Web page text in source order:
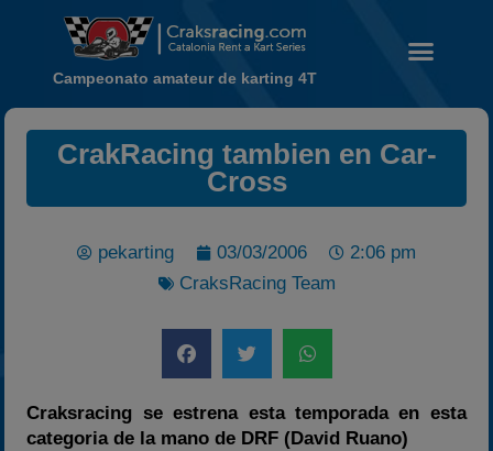
Noticias
Calendario
2022
2023
Campeonato amateur de karting 4T
CrakRacing tambien en Car-
Cross
pekarting 03/03/2006
2:06 pm
CraksRacing Team
Craksracing se estrena esta temporada en esta
categoria de la mano de DRF (David Ruano)